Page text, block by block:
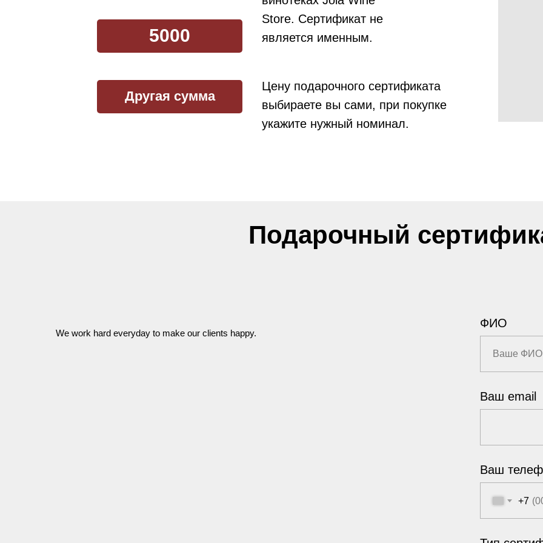
Другая сумма
5000
Store. Сертификат не
является именным.
Цену подарочного сертификата
выбираете вы сами, при покупке
укажите нужный номинал.
Подарочный
We work hard everyday to make our clients happy.
ФИО
Ваш email
Ваш
+7